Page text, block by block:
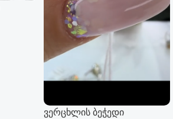
ვერცხლის ბეჭედი